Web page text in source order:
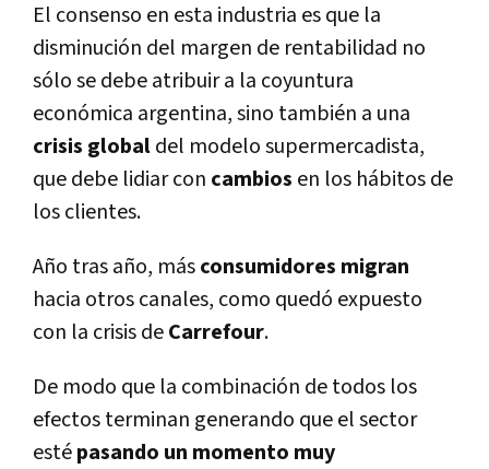
El consenso en esta industria es que la
disminución del margen de rentabilidad no
sólo se debe atribuir a la coyuntura
económica argentina, sino también a una
crisis globaldel modelo supermercadista,
que debe lidiar con cambios en los hábitos de
los clientes.
Año tras año, másconsumidores migran
hacia otros canales, como quedó expuesto
con la crisis deCarrefour.
De modo que la combinación de todos los
efectos terminan generando que el sector
estépasando un momento muy